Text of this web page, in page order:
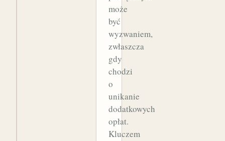
może
być
wyzwaniem,
zwłaszcza
gdy
chodzi
o
unikanie
dodatkowych
opłat.
Kluczem